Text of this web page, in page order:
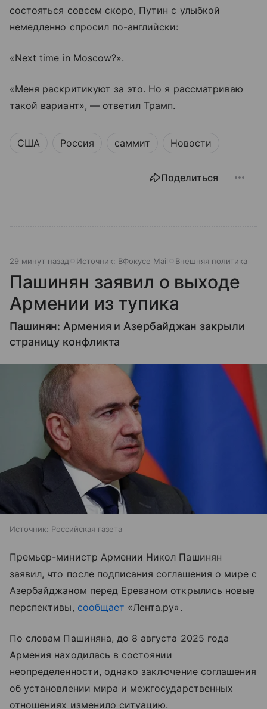
состояться совсем скоро, Путин с улыбкой
немедленно спросил по-английски:
«Next time in Moscow?».
«Меня раскритикуют за это. Но я рассматриваю
такой вариант», — ответил Трамп.
США Россия саммит Новости
Поделиться
29 минут назад Источник: ВФокусе Mail Внешняя политика
Пашинян заявил о выходе
Армении из тупика
Пашинян: Армения и Азербайджан закрыли
страницу конфликта
Источник: Российская газета
Премьер-министр Армении Никол Пашинян
заявил, что после подписания соглашения о мире с
Азербайджаном перед Ереваном открылись новые
перспективы, сообщает «Лента.ру».
По словам Пашиняна, до 8 августа 2025 года
Армения находилась в состоянии
неопределенности, однако заключение соглашения
об установлении мира и межгосударственных
отношениях изменило ситуацию.